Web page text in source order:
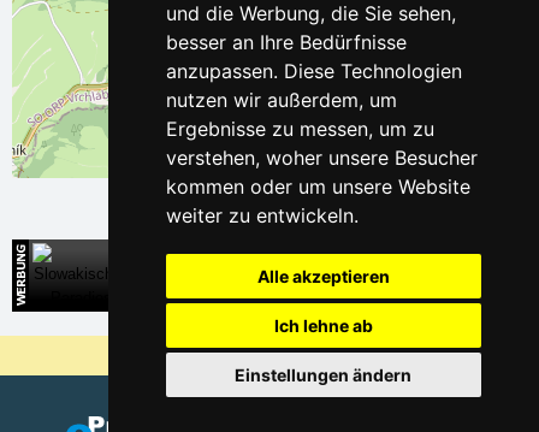
und die Werbung, die Sie sehen,
besser an Ihre Bedürfnisse
anzupassen. Diese Technologien
nutzen wir außerdem, um
Ergebnisse zu messen, um zu
verstehen, woher unsere Besucher
kommen oder um unsere Website
weiter zu entwickeln.
Alle akzeptieren
Ich lehne ab
Einstellungen ändern
Leaflet| ©OpenStreetMapcontributors
Direkte Kontakte auf die Unterkunft in der Slowakei
Warum sind unsere Server am billigsten?